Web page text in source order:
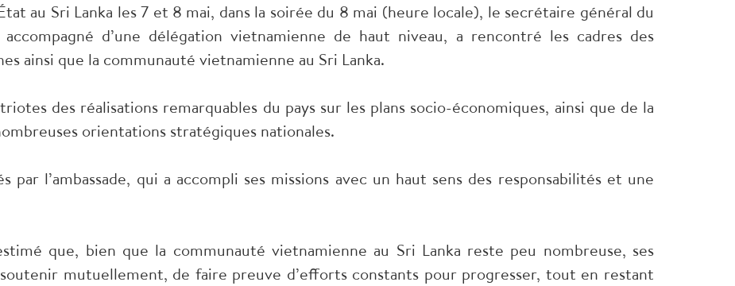
au Sri Lanka les 7 et 8 mai, dans la soirée du 8 mai (heure locale), le secrétaire général du
d’une délégation vietnamienne de haut niveau, a rencontré les cadres des
ainsi que la communauté vietnamienne au Sri Lanka.
des réalisations remarquables du pays sur les plans socio-économiques, ainsi que de la
orientations stratégiques nationales.
par l’ambassade, qui a accompli ses missions avec un haut sens des responsabilités et une
que, bien que la communauté vietnamienne au Sri Lanka reste peu nombreuse, ses
mutuellement, de faire preuve d’efforts constants pour progresser, tout en restant